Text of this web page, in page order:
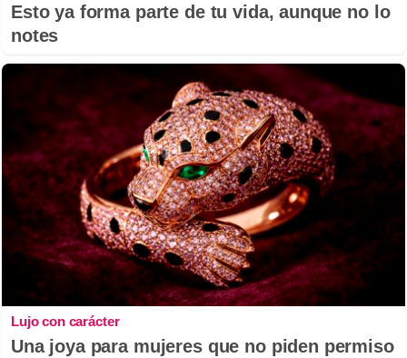
Esto ya forma parte de tu vida, aunque no lo
notes
Lujo con carácter
Una joya para mujeres que no piden permiso